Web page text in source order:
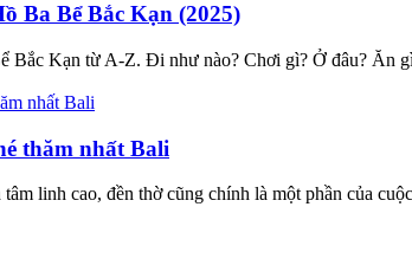
Ba Bể Bắc Kạn (2025)
Bắc Kạn từ A-Z. Đi như nào? Chơi gì? Ở đâu? Ăn
thăm nhất Bali
linh cao, đền thờ cũng chính là một phần của